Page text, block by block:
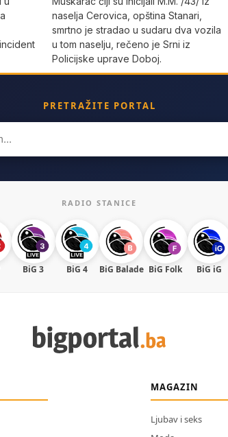
naselja Cerovica, opština Stanari,
smrtno je stradao u sudaru dva vozila
u tom naselju, rečeno je Srni iz
Policijske uprave Doboj.
PRETRAŽITE PORTAL
RADIO STANICE
BiG 3 BiG 4 BiG Balade BiG Folk BiG iG
MAGAZIN
Ljubav i seks